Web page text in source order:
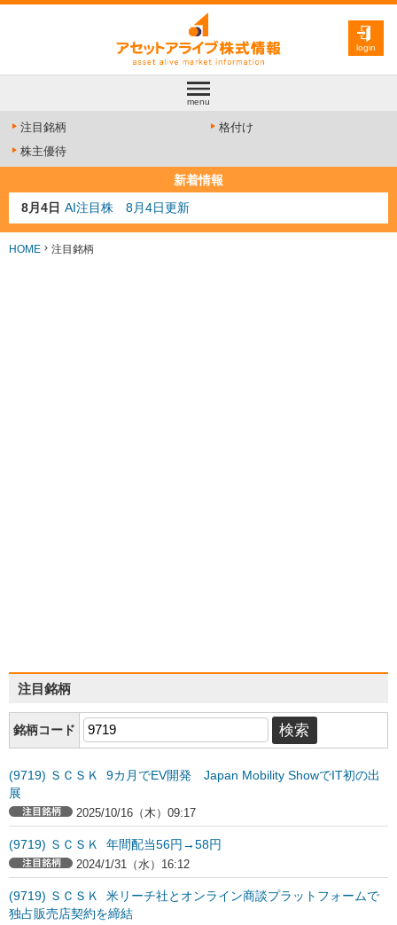
login
menu
注目銘柄
格付け
株主優待
新着情報
8月4日 AI注目株 8月4日更新
8月3日 人気業種注目株 8月3日更新
8月2日 金融注目株 8月2日更新
HOME 注目銘柄
注目銘柄
銘柄コード
(9719) ＳＣＳＫ 9カ月でEV開発 Japan Mobility ShowでIT初の出
展
2025/10/16（木）09:17
(9719) ＳＣＳＫ 年間配当56円→58円
2024/1/31（水）16:12
(9719) ＳＣＳＫ 米リーチ社とオンライン商談プラットフォームで
独占販売店契約を締結